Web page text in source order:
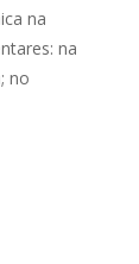
na
na
no